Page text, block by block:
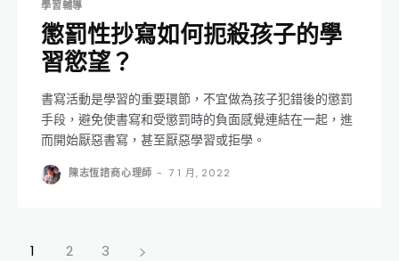
學習輔導
懲罰性抄寫如何扼殺孩子的學
習慾望？
書寫活動是學習的重要環節，不宜做為孩子犯錯後的懲罰
手段，避免使書寫和受懲罰時的負面感覺連結在一起，進
而開始厭惡書寫，甚至厭惡學習或拒學。
陳志恆諮商心理師 - 7 1 月, 2022
1 2 3